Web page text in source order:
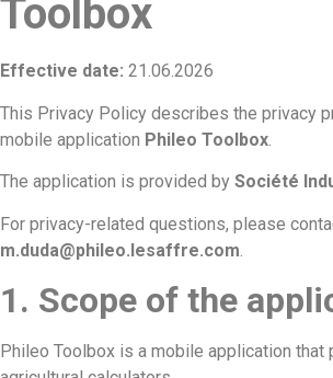
Toolbox
Effective date: 21.06.2026
This Privacy Policy describes the privacy
mobile application Phileo Toolbox.
The application is provided by Société
For privacy-related questions, please
m.duda@phileo.lesaffre.com
1. Scope of the
Phileo Toolbox is a mobile application that